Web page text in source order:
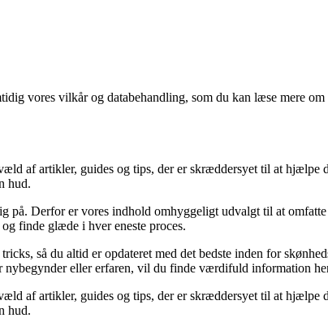
vores vilkår og databehandling, som du kan læse mere
af artikler, guides og tips, der er skræddersyet til at hjælpe
hud.
på. Derfor er vores indhold omhyggeligt udvalgt til at
finde glæde i hver eneste proces.
så du altid er opdateret med det bedste inden for
eller erfaren, vil du finde værdifuld information
af artikler, guides og tips, der er skræddersyet til at hjælpe
hud.